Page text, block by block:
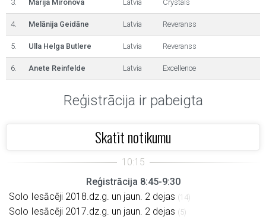
3. Marija Mironova Latvia Crystals
4. Melānija Geidāne Latvia Reveranss
5. Ulla Helga Butlere Latvia Reveranss
6. Anete Reinfelde Latvia Excellence
Reģistrācija ir pabeigta
Skatīt notikumu
Reģistrācija 8:45-9:30
Solo Iesācēji 2018.dz.g. un jaun. 2 dejas (14)
Solo Iesācēji 2017.dz.g. un jaun. 2 dejas (5)